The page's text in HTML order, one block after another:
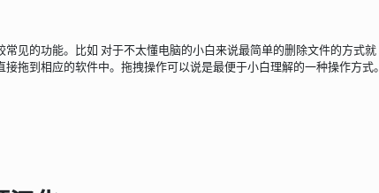
见的功能。比如 对于不太懂电脑的小白来说最简单的删除文件的方式就
拖到相应的软件中。拖拽操作可以说是最便于小白理解的一种操作方式。